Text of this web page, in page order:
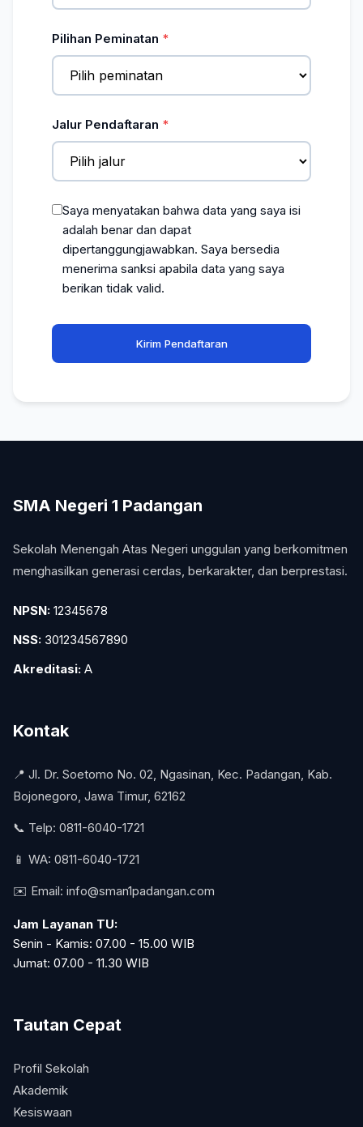
Pilihan Peminatan
Jalur Pendaftaran
Saya menyatakan bahwa data yang saya isi
adalah benar dan dapat
dipertanggungjawabkan. Saya bersedia
menerima sanksi apabila data yang saya
berikan tidak valid.
Kirim Pendaftaran
SMA Negeri 1 Padangan
Sekolah Menengah Atas Negeri unggulan yang berkomitmen
menghasilkan generasi cerdas, berkarakter, dan berprestasi.
NPSN: 12345678
NSS: 301234567890
Akreditasi: A
Kontak
📍 Jl. Dr. Soetomo No. 02, Ngasinan, Kec. Padangan, Kab.
Bojonegoro, Jawa Timur, 62162
📞 Telp: 0811-6040-1721
📱 WA: 0811-6040-1721
✉️ Email: info@sman1padangan.com
Jam Layanan TU:
Senin - Kamis: 07.00 - 15.00 WIB
Jumat: 07.00 - 11.30 WIB
Tautan Cepat
Profil Sekolah
Akademik
Kesiswaan